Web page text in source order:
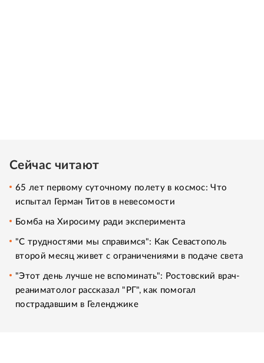
Сейчас читают
65 лет первому суточному полету в космос: Что
испытал Герман Титов в невесомости
Бомба на Хиросиму ради эксперимента
"С трудностями мы справимся": Как Севастополь
второй месяц живет с ограничениями в подаче света
"Этот день лучше не вспоминать": Ростовский врач-
реаниматолог рассказал "РГ", как помогал
пострадавшим в Геленджике